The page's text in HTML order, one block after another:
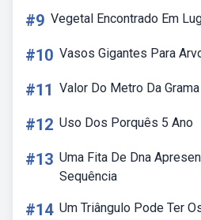
#9 Vegetal Encontrado Em
#10 Vasos Gigantes Para
#11 Valor Do Metro Da Grama
#12 Uso Dos Porquês 5 Ano
#13 Uma Fita De Dna
Sequência
#14 Um Triângulo Pode Ter